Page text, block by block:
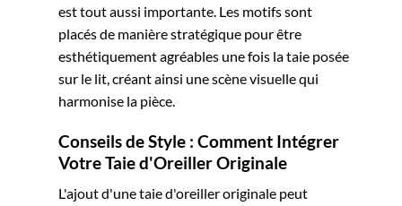
est tout aussi importante. Les motifs sont
placés de manière stratégique pour être
esthétiquement agréables une fois la taie posée
sur le lit, créant ainsi une scène visuelle qui
harmonise la pièce.
Conseils de Style : Comment Intégrer
Votre Taie d'Oreiller Originale
L'ajout d'une taie d'oreiller originale peut